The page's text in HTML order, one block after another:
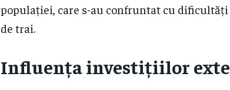
populației, care s-au confruntat cu
de trai.
Influența investițiilor